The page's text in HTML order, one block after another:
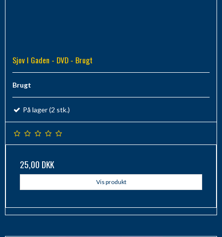
Sjov I Gaden - DVD - Brugt
Brugt
På lager (2 stk.)
25,00 DKK
Vis produkt